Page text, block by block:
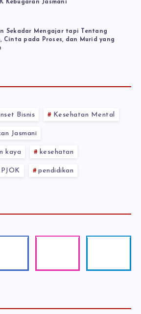
Kebugaran Jasmani
Sekadar Mengajar tapi Tentang
Cinta pada Proses, dan Murid yang
Bisnis Kesehatan Mental
Jasmani
kaya kesehatan
PJOK pendidikan